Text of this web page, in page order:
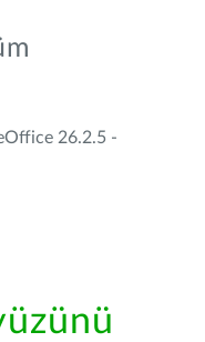
26.2.5 -